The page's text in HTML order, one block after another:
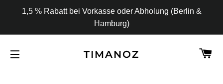
1,5 % Rabatt bei Vorkasse oder Abholung (Berlin &
Hamburg)
TIMANOZ